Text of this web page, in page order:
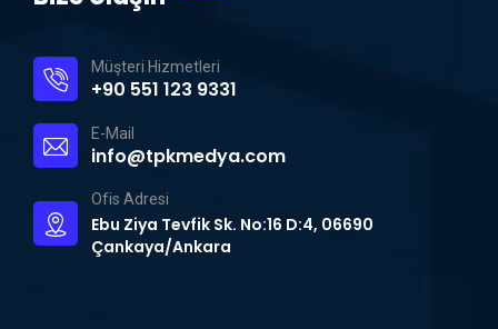
Müşteri Hizmetleri
+90 551 123 9331
E-Mail
info@tpkmedya.com
Ofis Adresi
Ebu Ziya Tevfik Sk. No:16 D:4, 06690
Çankaya/Ankara